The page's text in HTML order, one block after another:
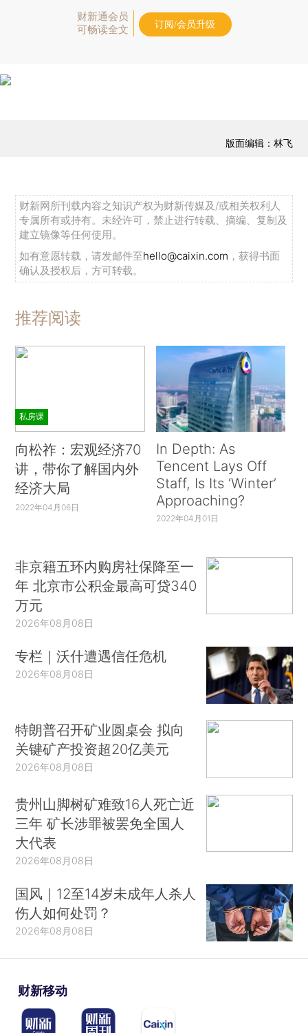
财新通会员
可畅读全文
订阅/会员升级
版面编辑：林飞
财新网所刊载内容之知识产权为财新传媒及/或相关权利人
专属所有或持有。未经许可，禁止进行转载、摘编、复制及
建立镜像等任何使用。
如有意愿转载，请发邮件至hello@caixin.com ，获得书面
确认及授权后，方可转载。
推荐阅读
私房课
向松祚：宏观经济70
讲，带你了解国内外
经济大局
2022年04月06日
In Depth: As
Tencent Lays Off
Staff, Is Its ‘Winter’
Approaching?
2022年04月01日
非京籍五环内购房社保降至一
年 北京市公积金最高可贷340
万元
2026年08月08日
专栏｜沃什遭遇信任危机
2026年08月08日
特朗普召开矿业圆桌会 拟向
关键矿产投资超20亿美元
2026年08月08日
贵州山脚树矿难致16人死亡近
三年 矿长涉罪被罢免全国人
大代表
2026年08月08日
国风｜12至14岁未成年人杀人
伤人如何处罚？
2026年08月08日
财新移动